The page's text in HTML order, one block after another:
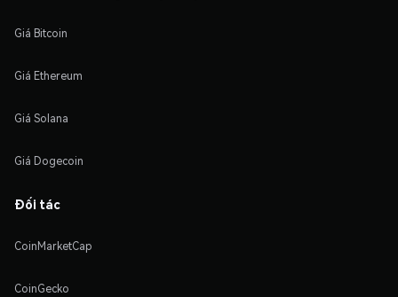
Giá Bitcoin
Giá Ethereum
Giá Solana
Giá Dogecoin
Đối tác
CoinMarketCap
CoinGecko